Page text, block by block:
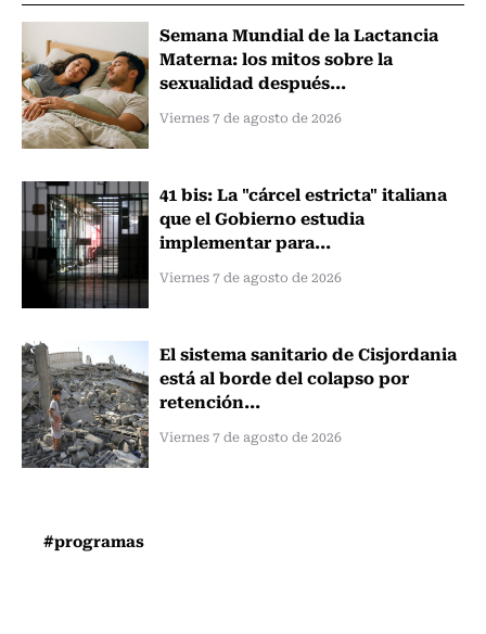
Semana Mundial de la Lactancia
Materna: los mitos sobre la
sexualidad después...
Viernes 7 de agosto de 2026
41 bis: La "cárcel estricta" italiana
que el Gobierno estudia
implementar para...
Viernes 7 de agosto de 2026
El sistema sanitario de Cisjordania
está al borde del colapso por
retención...
Viernes 7 de agosto de 2026
#programas